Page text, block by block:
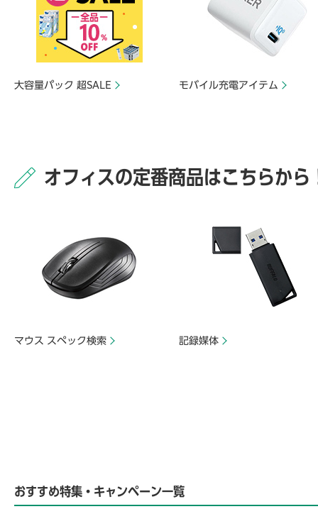
大容量パック 超SALE モバイル充電アイテム
オフィスの定番商品はこちらから
マウス スペック検索 記録媒体
おすすめ特集・キャンペーン一覧